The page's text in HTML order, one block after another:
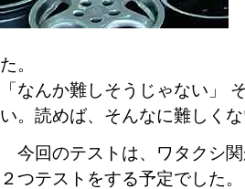
た。
「なんか難しそうじゃない」
い。読めば、そんなに難しく
今回のテストは、ワタクシ
２つテストをする予定でした